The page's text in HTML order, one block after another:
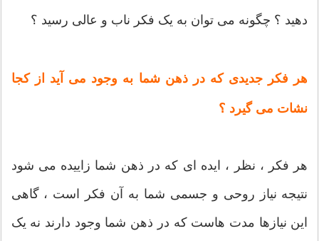
دهید ؟ چگونه می توان به یک فکر ناب و عالی رسید ؟
هر فکر جدیدی که در ذهن شما به وجود می آید از کجا
نشات می گیرد ؟
هر فکر ، نظر ، ایده ای که در ذهن شما زاییده می شود
نتیجه نیاز روحی و جسمی شما به آن فکر است ، گاهی
این نیازها مدت هاست که در ذهن شما وجود دارند نه یک